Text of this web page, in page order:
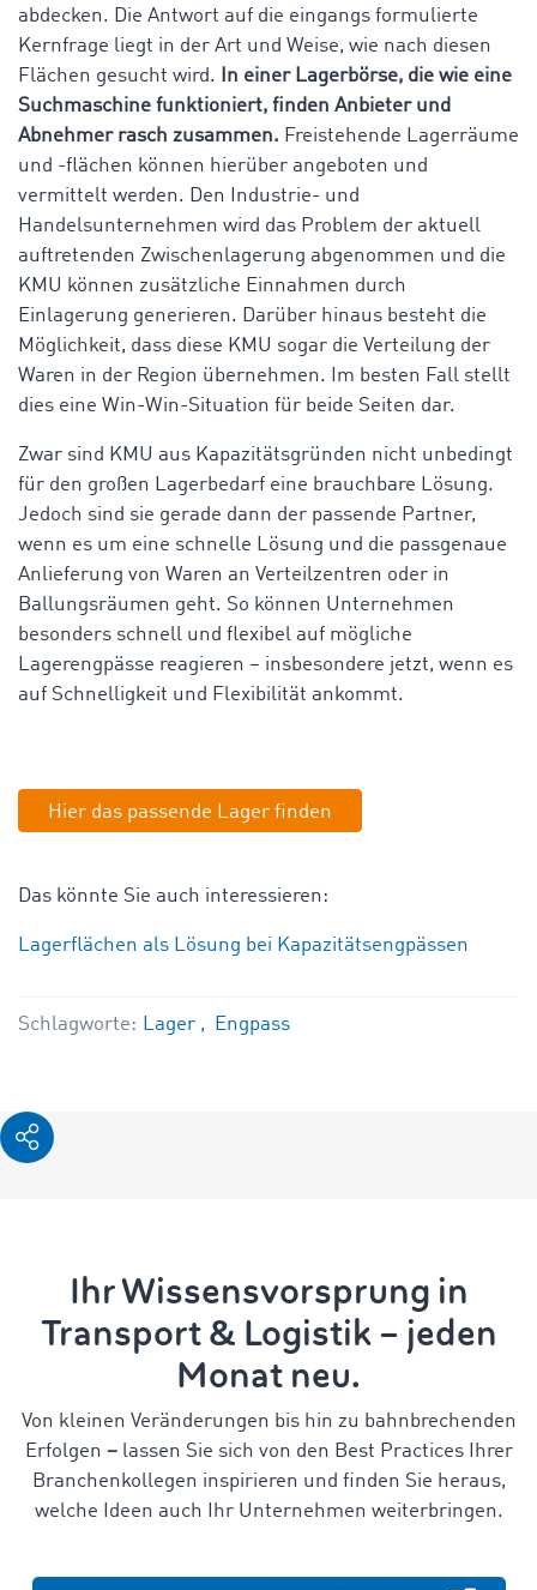
abdecken. Die Antwort auf die eingangs formulierte
Kernfrage liegt in der Art und Weise, wie nach diesen
Flächen gesucht wird.
In einer Lagerbörse, die wie eine
Suchmaschine funktioniert, finden Anbieter und
Abnehmer rasch zusammen. Freistehende Lagerräume
und -flächen können hierüber angeboten und
vermittelt werden. Den Industrie- und
Handelsunternehmen wird das Problem der aktuell
auftretenden Zwischenlagerung abgenommen und die
KMU können zusätzliche Einnahmen durch
Einlagerung generieren. Darüber hinaus besteht die
Möglichkeit, dass diese KMU sogar die Verteilung der
Waren in der Region übernehmen. Im besten Fall stellt
dies eine Win-Win-Situation für beide Seiten dar.
Zwar sind KMU aus Kapazitätsgründen nicht unbedingt
für den großen Lagerbedarf eine brauchbare Lösung.
Jedoch sind sie gerade dann der passende Partner,
wenn es um eine schnelle Lösung und die passgenaue
Anlieferung von Waren an Verteilzentren oder in
Ballungsräumen geht. So können Unternehmen
besonders schnell und flexibel auf mögliche
Lagerengpässe reagieren – insbesondere jetzt, wenn es
auf Schnelligkeit und Flexibilität ankommt.
Hier das passende Lager finden
Das könnte Sie auch interessieren:
Lagerflächen als Lösung bei Kapazitätsengpässen
Schlagworte: Lager Engpass
Ihr Wissensvorsprung in
Transport & Logistik – jeden
Monat neu.
Von kleinen Veränderungen bis hin zu bahnbrechenden
Erfolgen –lassen Sie sich von den Best Practices Ihrer
Branchenkollegen inspirieren und finden Sie heraus,
welche Ideen auch Ihr Unternehmen weiterbringen.